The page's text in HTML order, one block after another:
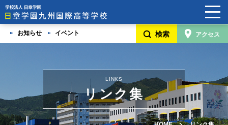
お知らせ イベント 検索 アクセス
LINKS
リンク集
HOME
日章学園グループ
5つの魅力